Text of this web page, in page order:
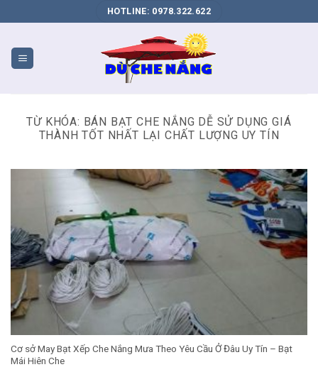
VỤ
WEB
HOTLINE: 0978.322.622
TỪ KHÓA: BÁN BẠT CHE NẮNG DỄ SỬ DỤNG GIÁ
THÀNH TỐT NHẤT LẠI CHẤT LƯỢNG UY TÍN
Cơ sở May Bạt Xếp Che Nắng Mưa Theo Yêu Cầu Ở Đâu Uy Tín – Bạt
Mái Hiên Che